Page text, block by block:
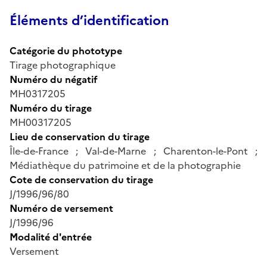
Éléments d’identification
Catégorie du phototype
Tirage photographique
Numéro du négatif
MH0317205
Numéro du tirage
MH00317205
Lieu de conservation du tirage
Île-de-France ; Val-de-Marne ; Charenton-le-Pont ;
Médiathèque du patrimoine et de la photographie
Cote de conservation du tirage
J/1996/96/80
Numéro de versement
J/1996/96
Modalité d'entrée
Versement